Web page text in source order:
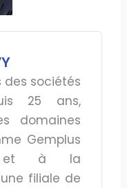
des sociétés
25 ans,
domaines
Gemplus
et à la
filiale de